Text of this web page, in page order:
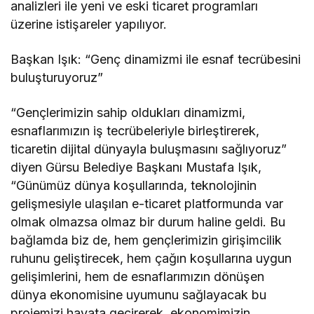
analizleri ile yeni ve eski ticaret programları
üzerine istişareler yapılıyor.
Başkan Işık: “Genç dinamizmi ile esnaf tecrübesini
buluşturuyoruz”
“Gençlerimizin sahip oldukları dinamizmi,
esnaflarımızın iş tecrübeleriyle birleştirerek,
ticaretin dijital dünyayla buluşmasını sağlıyoruz”
diyen Gürsu Belediye Başkanı Mustafa Işık,
“Günümüz dünya koşullarında, teknolojinin
gelişmesiyle ulaşılan e-ticaret platformunda var
olmak olmazsa olmaz bir durum haline geldi. Bu
bağlamda biz de, hem gençlerimizin girişimcilik
ruhunu geliştirecek, hem çağın koşullarına uygun
gelişimlerini, hem de esnaflarımızın dönüşen
dünya ekonomisine uyumunu sağlayacak bu